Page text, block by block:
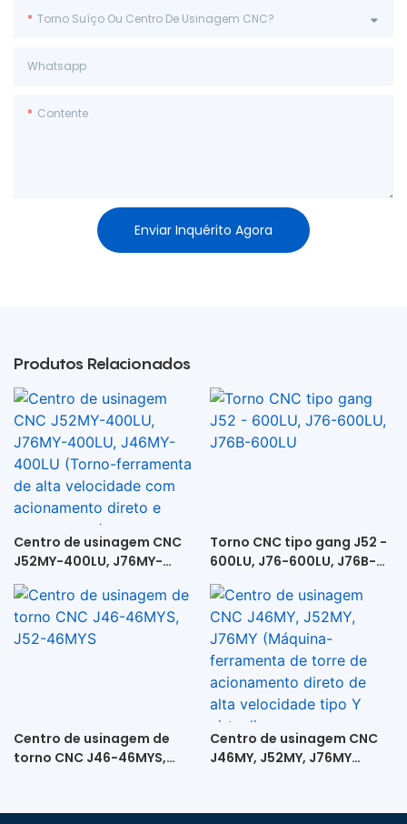
Torno Suíço Ou Centro De Usinagem CNC?
Whatsapp
Contente
Enviar Inquérito Agora
Produtos Relacionados
Centro de usinagem CNC
J52MY-400LU, J76MY-
400LU, J46MY-400LU
(Torno-ferramenta de alta
velocidade com
acionamento direto e
Torno CNC tipo gang J52 -
600LU, J76-600LU, J76B-
600LU
Centro de usinagem de
torno CNC J46-46MYS,
Centro de usinagem CNC
J46MY, J52MY, J76MY
direto de alta velocidade